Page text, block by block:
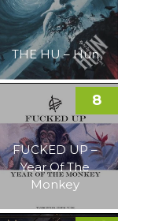
THE HU – Hun
FUCKED UP –
Year Of The
Monkey
8